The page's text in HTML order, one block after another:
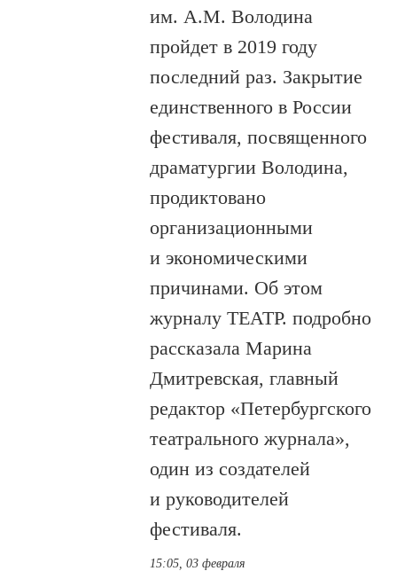
им. А.М. Володина
пройдет в 2019 году
последний раз. Закрытие
единственного в России
фестиваля, посвященного
драматургии Володина,
продиктовано
организационными
и экономическими
причинами. Об этом
журналу ТЕАТР. подробно
рассказала Марина
Дмитревская, главный
редактор «Петербургского
театрального журнала»,
один из создателей
и руководителей
фестиваля.
15:05, 03 февраля